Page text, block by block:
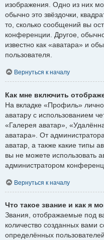
изображения. Одно из них
обычно это звёздочки,
то, сколько сообщений вы
конференции. Другое,
известно как «аватара» и
пользователя.
Вернуться к началу
Как мне включить
На вкладке «Профиль»
аватару с использованием
«Галерея аватар»,
аватара». От
аватар, а также какие типы
вы не можете использовать
администратором
Вернуться к началу
Что такое звание и как я
Звания, отображаемые под
количество созданных
определённых